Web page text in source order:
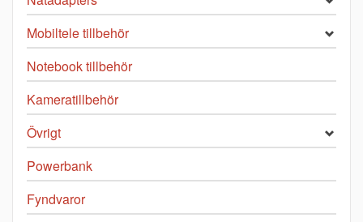
Mobiltele tillbehör
Notebook tillbehör
Kameratillbehör
Övrigt
Powerbank
Fyndvaror